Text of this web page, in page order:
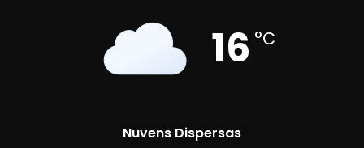
16 °C
Nuvens Dispersas